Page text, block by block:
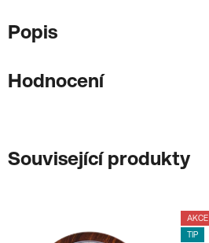
Popis
Hodnocení
Související produkty
AKCE
TIP